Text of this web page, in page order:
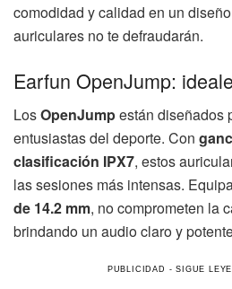
comodidad y calidad en un
auriculares no te defraudarán.
Earfun OpenJump:
LosOpenJumpestán diseñados
entusiastas del deporte. Con
clasificación IPX7, estos
las sesiones más intensas.
de 14.2 mm, no comprometen la
brindando un audio claro y